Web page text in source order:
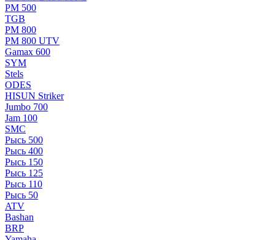
РМ 500
TGB
РМ 800
РМ 800 UTV
Gamax 600
SYM
Stels
ОDЕS
HISUN Striker
Jumbo 700
Jam 100
SMC
Рысь 500
Рысь 400
Рысь 150
Рысь 125
Рысь 110
Рысь 50
ATV
Bashan
BRP